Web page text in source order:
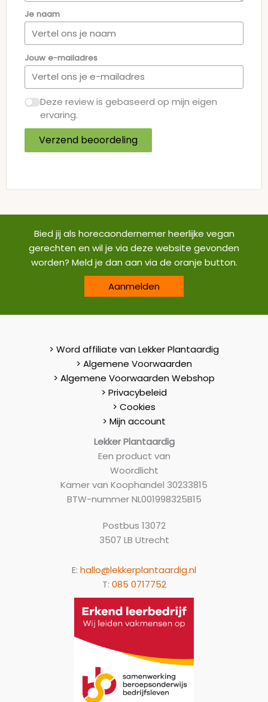
Je naam
Jouw e-mailadres
Deze review is gebaseerd op mijn eigen
ervaring.
Verzend beoordeling
Bied jij als horecaondernemer heerlijke vegan
gerechten en wil je via deze website gevonden
worden? Meld je dan aan via de oranje button.
Aanmelden
> Word affiliate van Lekker Plantaardig
> Algemene Voorwaarden
> Algemene Voorwaarden Webshop
> Privacybeleid
> Cookies
> Mijn account
Lekker Plantaardig
Een product van
Woordlicht
Kamer van Koophandel 30233815
BTW-nummer NL001998325B15
Postbus 13072
3507 LB Utrecht
E: hallo@lekkerplantaardig.nl
T: 085 0717752